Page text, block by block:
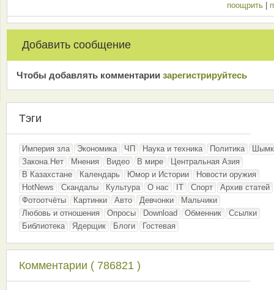
поощрить
Добавить сообщение
Чтобы добавлять комментарии зарeгиcтрирyйтeсь
Тэги
Империя зла Экономика ЧП Наука и техника Политика
Закона.Нет
Мнения Видео В мире
Центральная Азия
В Казахстане
Календарь Юмор и Истории
Новости оружия
HotNews
Скандалы Культура О нас IT Спорт
Архив статей
Фотоотчёты
Картинки Авто Девчонки
Мальчики
Любовь и отношения
Опросы Download Обменник
Ссылки
Библиотека
Ядерщик Блоги Гостевая
Комментарии ( 786821 )